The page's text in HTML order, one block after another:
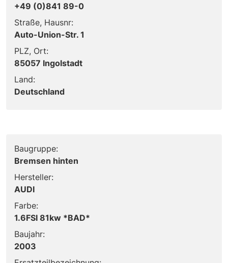
+49 (0)841 89-0
Straße, Hausnr:
Auto-Union-Str. 1
PLZ, Ort:
85057 Ingolstadt
Land:
Deutschland
Baugruppe:
Bremsen hinten
Hersteller:
AUDI
Farbe:
1.6FSI 81kw *BAD*
Baujahr:
2003